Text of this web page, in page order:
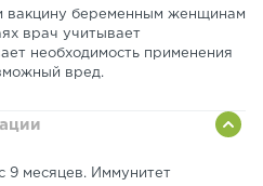
вакцину беременным женщинам
врач учитывает
необходимость применения
вред.
9 месяцев. Иммунитет